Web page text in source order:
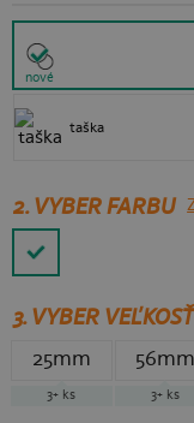
nové
taška
2. VYBER FARBU
3.VYBER VEĽKOSŤ
25mm
3+ ks
56mm
3+ ks